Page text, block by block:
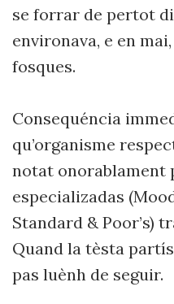
se forrar de pertot
environava, e en
fosques.
Consequéncia
qu’organisme
notat onorablament
especializadas
Standard & Poor’s)
Quand la tèsta
pas luènh de seguir.